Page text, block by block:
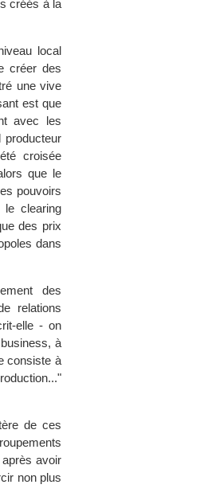
créés à la
local
créer des
une vive
est que
avec les
croisée
que le
pouvoirs
le clearing
des prix
dans
des
relations
elle - on
à
consiste à
de ces
avoir
non plus